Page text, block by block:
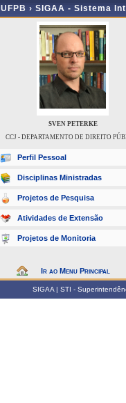
UFPB › SIGAA - Sistema
SVEN PETERKE
CCJ - DEPARTAMENTO DE DIREITO
Perfil Pessoal
Disciplinas Ministradas
Projetos de Pesquisa
Atividades de Extensão
Projetos de Monitoria
Ir ao Menu Principal
SIGAA | STI -